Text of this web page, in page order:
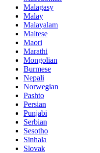
Malagasy
Malay
Malayalam
Maltese
Maori
Marathi
Mongolian
Burmese
Nepali
Norwegian
Pashto
Persian
Punjabi
Serbian
Sesotho
Sinhala
Slovak